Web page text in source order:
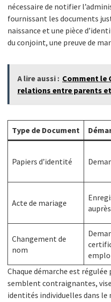
nécessaire de notifier
fournissant les documents
naissance et une pièce
du conjoint, une preuve de
A lire aussi : Comment le
relations entre parents
Type de Document
Papiers d’identité
Acte de mariage
Changement de
nom
Chaque démarche est régulée
semblent contraignantes,
identités individuelles dans